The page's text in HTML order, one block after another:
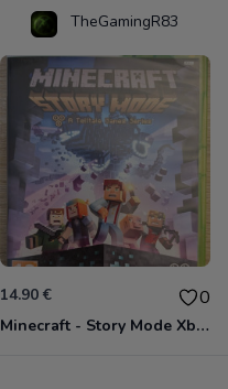
TheGamingR83
14.90 € 0
Minecraft - Story Mode Xbox 360